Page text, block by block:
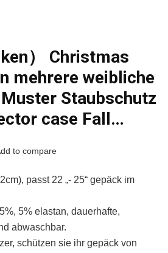
） Christmas
mehrere weibliche
Staubschutz
case Fall…
to compare
passt 22 „- 25“ gepäck im
5% elastan, dauerhafte,
abwaschbar.
schützen sie ihr gepäck von